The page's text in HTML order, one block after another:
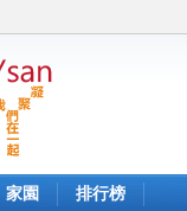
家園 排行榜